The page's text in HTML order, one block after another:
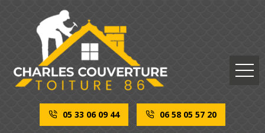
05 33 06 09 44 06 58 05 57 20